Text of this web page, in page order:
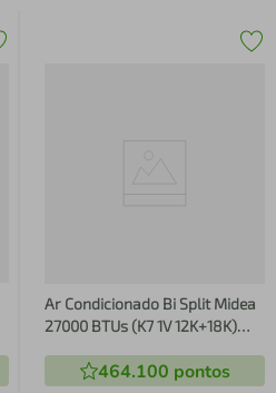
Ar Condicionado Bi Split Midea
27000 BTUs (K7 1V 12K+18K)
R410A (38MBMTA27M5)
464.100 pontos